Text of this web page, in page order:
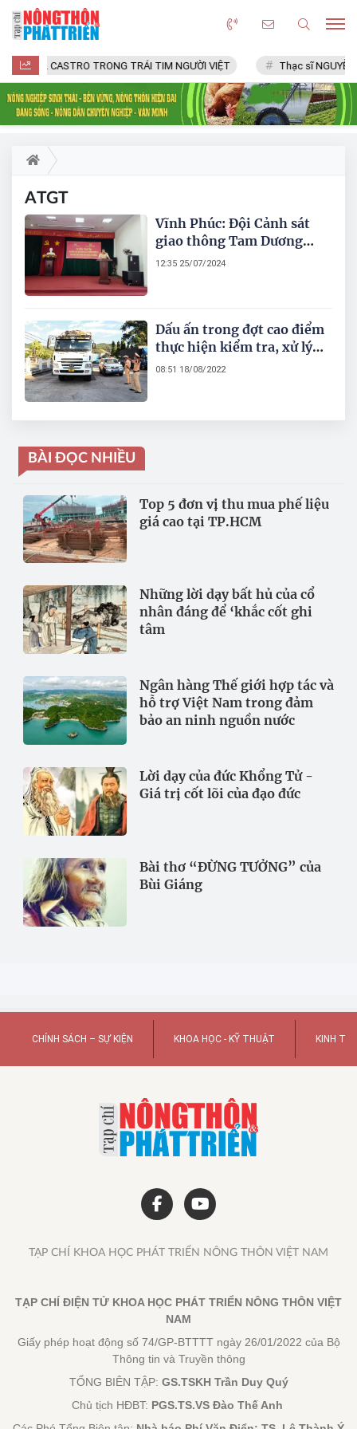
FIDEL CASTRO TRONG TRÁI TIM NGƯỜI VIỆT Thạc sĩ NGUYỄN
ATGT
Vĩnh Phúc: Đội Cảnh sát
giao thông Tam Dương
tuyên truyền pháp luật về
12:35 25/07/2024
Dấu ấn trong đợt cao điểm
thực hiện kiểm tra, xử lý
các hành vi vi phạm an
08:51 18/08/2022
BÀI ĐỌC NHIỀU
Top 5 đơn vị thu mua phế liệu
giá cao tại TP.HCM
Những lời dạy bất hủ của cổ
nhân đáng để ‘khắc cốt ghi
tâm
Ngân hàng Thế giới hợp tác và
hỗ trợ Việt Nam trong đảm
bảo an ninh nguồn nước
Lời dạy của đức Khổng Tử -
Giá trị cốt lõi của đạo đức
Bài thơ “ĐỪNG TƯỞNG” của
Bùi Giáng
CHÍNH SÁCH – SỰ KIỆN KHOA HỌC - KỸ THUẬT KINH TẾ
TẠP CHÍ KHOA HỌC PHÁT TRIỂN NÔNG THÔN VIỆT NAM
TẠP CHÍ ĐIỆN TỬ KHOA HỌC PHÁT TRIỂN NÔNG THÔN VIỆT
NAM
Giấy phép hoạt động số 74/GP-BTTTT ngày 26/01/2022 của Bộ
Thông tin và Truyền thông
TỔNG BIÊN TẬP: GS.TSKH Trần Duy Quý
Chủ tịch HĐBT: PGS.TS.VS Đào Thế Anh